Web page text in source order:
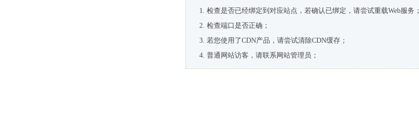
检查是否已经绑定到对应站点，若确认已绑定，请尝试重载Web服务；
检查端口是否正确；
若您使用了CDN产品，请尝试清除CDN缓存；
普通网站访客，请联系网站管理员；